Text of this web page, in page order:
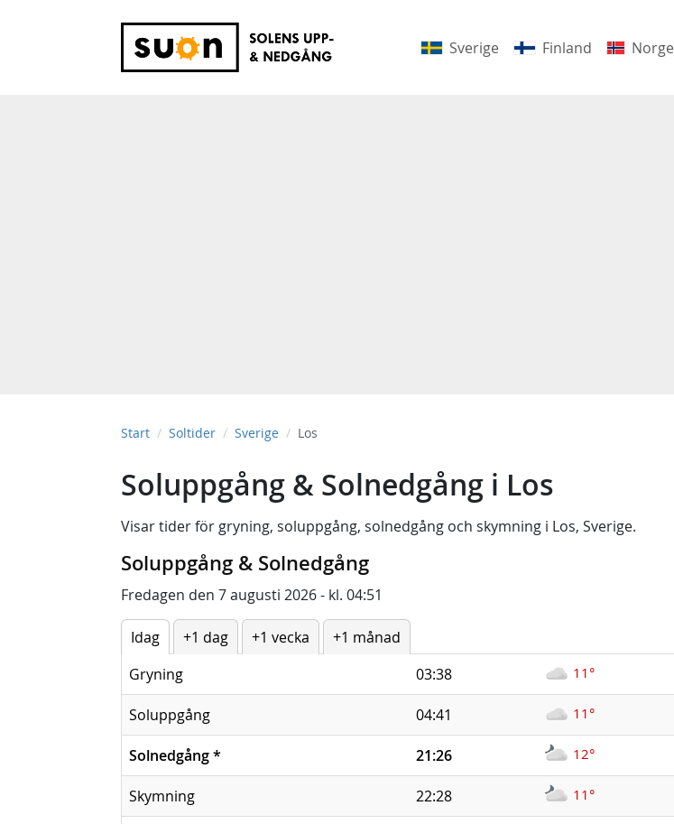
Sverige Finland Norge
Start Soltider Sverige Los
Soluppgång & Solnedgång i Los
Visar tider för gryning, soluppgång, solnedgång och skymning i Los, Sverige.
Soluppgång & Solnedgång
Fredagen den 7 augusti 2026 - kl. 04:51
Idag +1 dag +1 vecka
+1 månad
Gryning
03:38 11°
Soluppgång 04:41 11°
Solnedgång* 21:26 12°
Skymning 22:28 11°